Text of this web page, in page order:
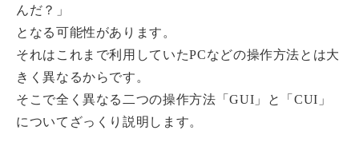
んだ？」
となる可能性があります。
それはこれまで利用していたPCなどの操作方法とは大
きく異なるからです。
そこで全く異なる二つの操作方法「GUI」と「CUI」
についてざっくり説明します。